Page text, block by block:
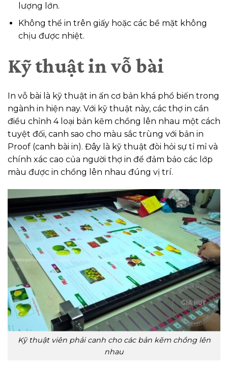
lượng lớn.
Không thể in trên giấy hoặc các bề mặt không
chịu được nhiệt.
Kỹ thuật in vỗ bài
In vỗ bài là kỹ thuật in ấn cơ bản khá phổ biến trong
ngành in hiện nay. Với kỹ thuật này, các thợ in cần
điều chỉnh 4 loại bản kẽm chồng lên nhau một cách
tuyệt đối, canh sao cho màu sắc trùng với bản in
Proof (canh bài in). Đây là kỹ thuật đòi hỏi sự tỉ mỉ và
chính xác cao của người thợ in để đảm bảo các lớp
màu được in chồng lên nhau đúng vị trí.
Kỹ thuật viên phải canh cho các bản kẽm chồng lên
nhau